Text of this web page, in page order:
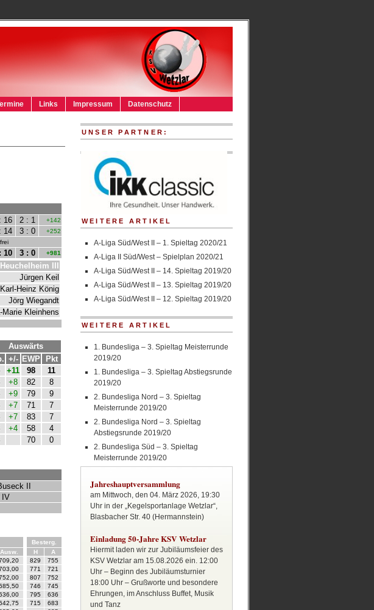
Links Impressum Datenschutz
UNSER PARTNER:
WEITERE ARTIKEL
A-Liga Süd/West II – 1. Spieltag 2020/21
A-Liga II Süd/West – Spielplan 2020/21
A-Liga Süd/West II – 14. Spieltag 2019/20
A-Liga Süd/West II – 13. Spieltag 2019/20
A-Liga Süd/West II – 12. Spieltag 2019/20
WEITERE ARTIKEL
1. Bundesliga – 3. Spieltag Meisterrunde
2019/20
1. Bundesliga – 3. Spieltag Abstiegsrunde
2019/20
2. Bundesliga Nord – 3. Spieltag
Meisterrunde 2019/20
2. Bundesliga Nord – 3. Spieltag
Abstiegsrunde 2019/20
2. Bundesliga Süd – 3. Spieltag
Meisterrunde 2019/20
Jahreshauptversammlung
am Mittwoch, den 04. März 2026, 19:30
Uhr in der „Kegelsportanlage Wetzlar“,
Blasbacher Str. 40 (Hermannstein)
Einladung 50-Jahre KSV Wetzlar
Hiermit laden wir zur Jubiläumsfeier des
KSV Wetzlar am 15.08.2026 ein. 12:00
Uhr – Beginn des Jubiläumsturnier
18:00 Uhr – Grußworte und besondere
Ehrungen, im Anschluss Buffet, Musik
und Tanz